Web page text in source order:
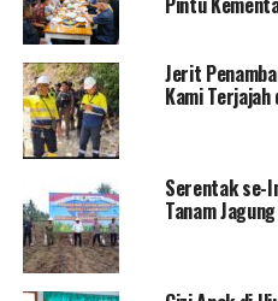
Salilama saat memberikan
pimpinan dan anggota dewan
Fikran juga menilai,
masyarakat menunjukkan
Pertambangan belum bekerja
dasar itu, ia meminta agar
diagendakan hari ini ditunda
pekan depan, guna memberi
Jerit
Kami Terjajah
Serentak se-
Tanam